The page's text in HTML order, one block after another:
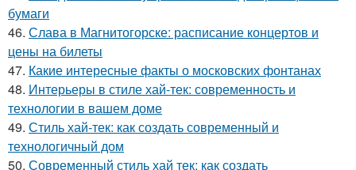
бумаги
46. Слава в Магнитогорске: расписание концертов и
цены на билеты
47. Какие интересные факты о московских фонтанах
48. Интерьеры в стиле хай-тек: современность и
технологии в вашем доме
49. Стиль хай-тек: как создать современный и
технологичный дом
50. Современный стиль хай тек: как создать